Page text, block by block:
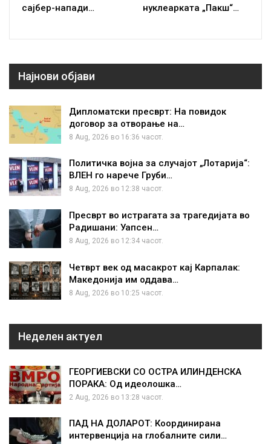
сајбер-напади…
нуклеарката „Пакш“…
Најнови објави
Дипломатски пресврт: На повидок
договор за отворање на…
8 Aug, 2026 во 16:36 часот.
Политичка војна за случајот „Лотарија“:
ВЛЕН го нарече Груби…
8 Aug, 2026 во 12:38 часот.
Пресврт во истрагата за трагедијата во
Радишани: Уапсен…
8 Aug, 2026 во 12:34 часот.
Четврт век од масакрот кај Карпалак:
Македонија им оддава…
8 Aug, 2026 во 10:25 часот.
Неделен актуел
ГЕОРГИЕВСКИ СО ОСТРА ИЛИНДЕНСКА
ПОРАКА: Од идеолошка…
2 Aug, 2026 во 13:28 часот.
ПАД НА ДОЛАРОТ: Координирана
интервенција на глобалните сили…